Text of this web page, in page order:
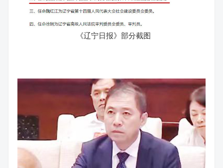
《辽宁日报》部分截图